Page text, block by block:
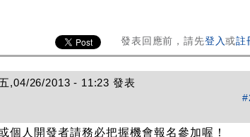
發表回應前，請先登入或註
,04/26/2013 - 11:23 發表
個人開發者請務必把握機會報名參加喔！